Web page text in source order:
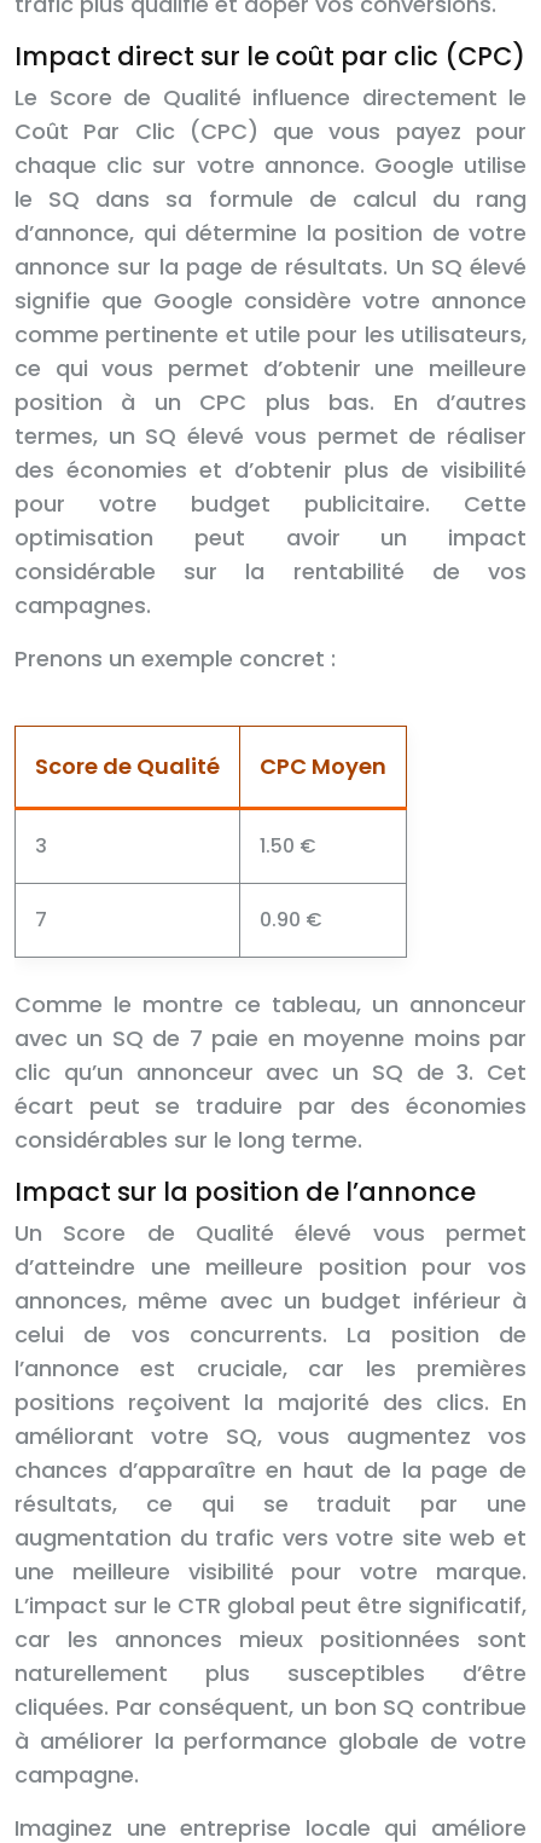
Impact direct sur le coût par clic (CPC)
Le Score de Qualité influence directement le
Coût Par Clic (CPC) que vous payez pour
chaque clic sur votre annonce. Google utilise
le SQ dans sa formule de calcul du rang
d’annonce, qui détermine la position de votre
annonce sur la page de résultats. Un SQ élevé
signifie que Google considère votre annonce
comme pertinente et utile pour les utilisateurs,
ce qui vous permet d’obtenir une meilleure
position à un CPC plus bas. En d’autres
termes, un SQ élevé vous permet de réaliser
des économies et d’obtenir plus de visibilité
pour votre budget publicitaire. Cette
optimisation peut avoir un impact
considérable sur la rentabilité de vos
campagnes.
Prenons un exemple concret :
Score de Qualité CPC Moyen
3 1.50 €
7 0.90 €
Comme le montre ce tableau, un annonceur
avec un SQ de 7 paie en moyenne moins par
clic qu’un annonceur avec un SQ de 3. Cet
écart peut se traduire par des économies
considérables sur le long terme.
Impact sur la position de l’annonce
Un Score de Qualité élevé vous permet
d’atteindre une meilleure position pour vos
annonces, même avec un budget inférieur à
celui de vos concurrents. La position de
l’annonce est cruciale, car les premières
positions reçoivent la majorité des clics. En
améliorant votre SQ, vous augmentez vos
chances d’apparaître en haut de la page de
résultats, ce qui se traduit par une
augmentation du trafic vers votre site web et
une meilleure visibilité pour votre marque.
L’impact sur le CTR global peut être significatif,
car les annonces mieux positionnées sont
naturellement plus susceptibles d’être
cliquées. Par conséquent, un bon SQ contribue
à améliorer la performance globale de votre
campagne.
Imaginez une entreprise locale qui améliore